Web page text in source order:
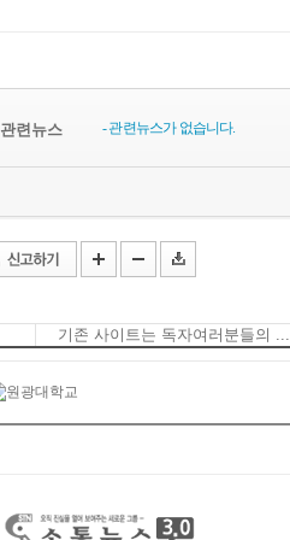
관련뉴스 - 관련뉴스가 없습니다.
기존 사이트는 독자여러분들의 ...